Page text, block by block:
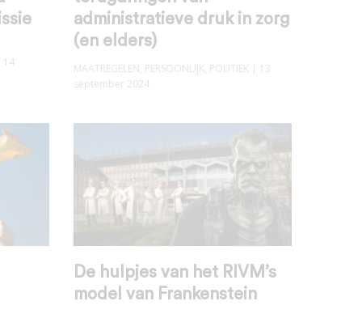
14
administratieve druk in zorg
(en elders)
MAATREGELEN, PERSOONLIJK, POLITIEK | 13
september 2024
De hulpjes van het RIVM’s
model van Frankenstein